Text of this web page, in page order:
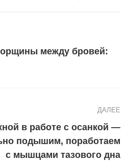
между бровей:
ДАЛЕЕ
в работе с осанкой —
подышим, поработаем
с мышцами тазового дна